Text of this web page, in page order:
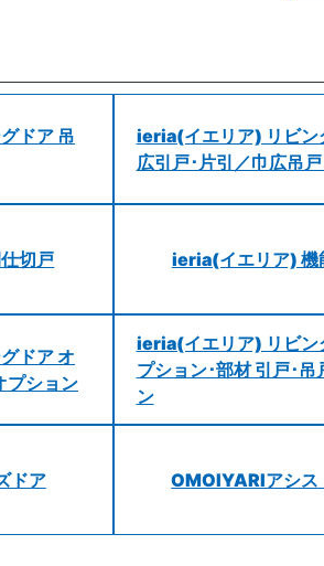
ドア 吊
ieria(イエリア) リビン
広引戸･片引／巾広吊
切戸 ieria(イエリア) 機
ドア オ
プション
ieria(イエリア) リビン
プション･部材 引戸･吊
ン
ドア OMOIYARIアシス